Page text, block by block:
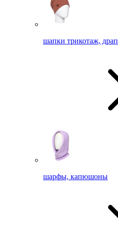
шапки трикотаж, драп
шарфы, капюшоны